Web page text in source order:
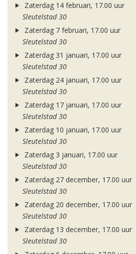
Zaterdag 14 februari, 17.00 uur
Sleutelstad 30
Zaterdag 7 februari, 17.00 uur
Sleutelstad 30
Zaterdag 31 januari, 17.00 uur
Sleutelstad 30
Zaterdag 24 januari, 17.00 uur
Sleutelstad 30
Zaterdag 17 januari, 17.00 uur
Sleutelstad 30
Zaterdag 10 januari, 17.00 uur
Sleutelstad 30
Zaterdag 3 januari, 17.00 uur
Sleutelstad 30
Zaterdag 27 december, 17.00 uur
Sleutelstad 30
Zaterdag 20 december, 17.00 uur
Sleutelstad 30
Zaterdag 13 december, 17.00 uur
Sleutelstad 30